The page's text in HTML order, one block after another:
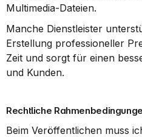
Multimedia-Dateien.
Manche Dienstleister
Erstellung professioneller
Zeit und sorgt für einen
und Kunden.
Rechtliche
Beim Veröffentlichen muss